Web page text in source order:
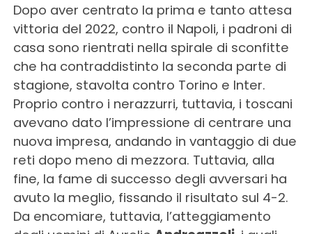
Dopo aver centrato la prima e tanto attesa
vittoria del 2022, contro il Napoli, i padroni di
casa sono rientrati nella spirale di sconfitte
che ha contraddistinto la seconda parte di
stagione, stavolta contro Torino e Inter.
Proprio contro i nerazzurri, tuttavia, i toscani
avevano dato l’impressione di centrare una
nuova impresa, andando in vantaggio di due
reti dopo meno di mezzora. Tuttavia, alla
fine, la fame di successo degli avversari ha
avuto la meglio, fissando il risultato sul 4-2.
Da encomiare, tuttavia, l’atteggiamento